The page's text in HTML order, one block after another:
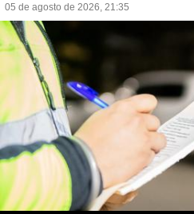
05 de agosto de 2026, 21:35